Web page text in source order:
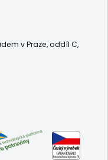
v Praze, oddíl C,